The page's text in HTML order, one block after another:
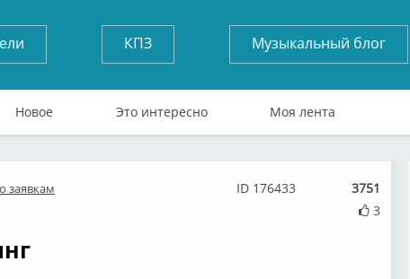
КПЗ Музыкальный блог
Новое Это интересно Моя лента
заявкам
3751
3
ID 176433